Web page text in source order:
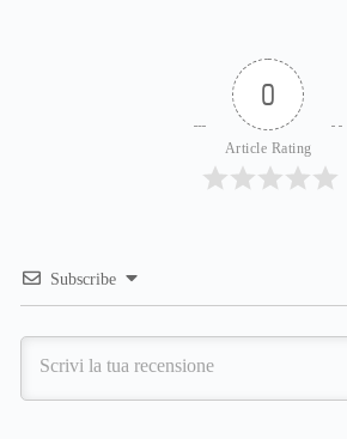
0
Article Rating
Subscribe